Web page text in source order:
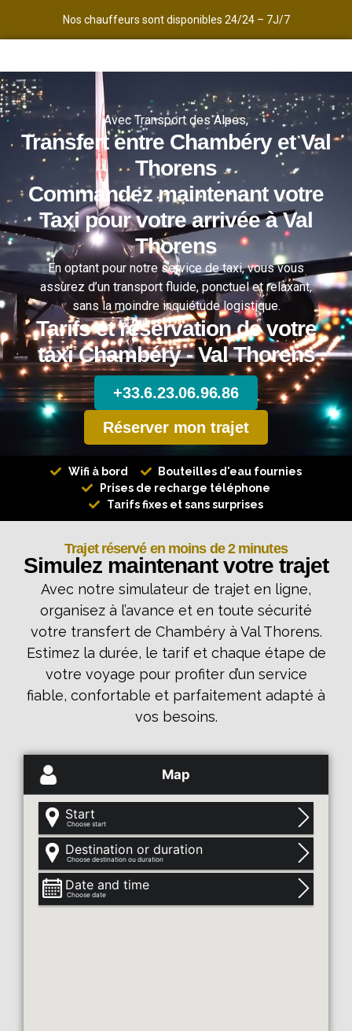
Nos chauffeurs sont disponibles 24/24 – 7J/7
Avec Transport des Alpes,
Transfert entre Chambéry et Val
Thorens
Commandez maintenant votre
Taxi pour votre arrivée à Val
Thorens
En optant pour notre service de taxi, vous vous
assurez d’un transport fluide, ponctuel et relaxant,
sans la moindre inquiétude logistique.
Tarifs et réservation de votre
taxi Chambéry - Val Thorens
+33.6.23.06.96.86
Réserver mon trajet
Wifi à bord
Bouteilles d'eau fournies
Prises de recharge téléphone
Tarifs fixes et sans surprises
Trajet réservé en moins de 2 minutes
Simulez maintenant votre trajet
Avec notre simulateur de trajet en ligne,
organisez à l’avance et en toute sécurité
votre transfert de Chambéry à Val Thorens.
Estimez la durée, le tarif et chaque étape de
votre voyage pour profiter d’un service
fiable, confortable et parfaitement adapté à
vos besoins.